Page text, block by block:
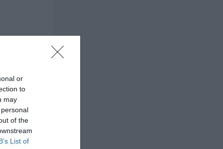
or
to
may
of the
List of